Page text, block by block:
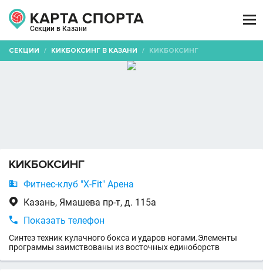
Секции в Казани

СЕКЦИИ / КИКБОКСИНГ В КАЗАНИ / КИКБОКСИНГ
КИКБОКСИНГ
 Фитнес-клуб "X-Fit" Арена
 Казань, Ямашева пр-т, д. 115а
 Показать телефон
Синтез техник кулачного бокса и ударов ногами.Элементы
программы заимствованы из восточных единоборств